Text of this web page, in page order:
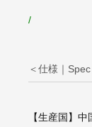
/
＜仕様｜Spec
【生産国】